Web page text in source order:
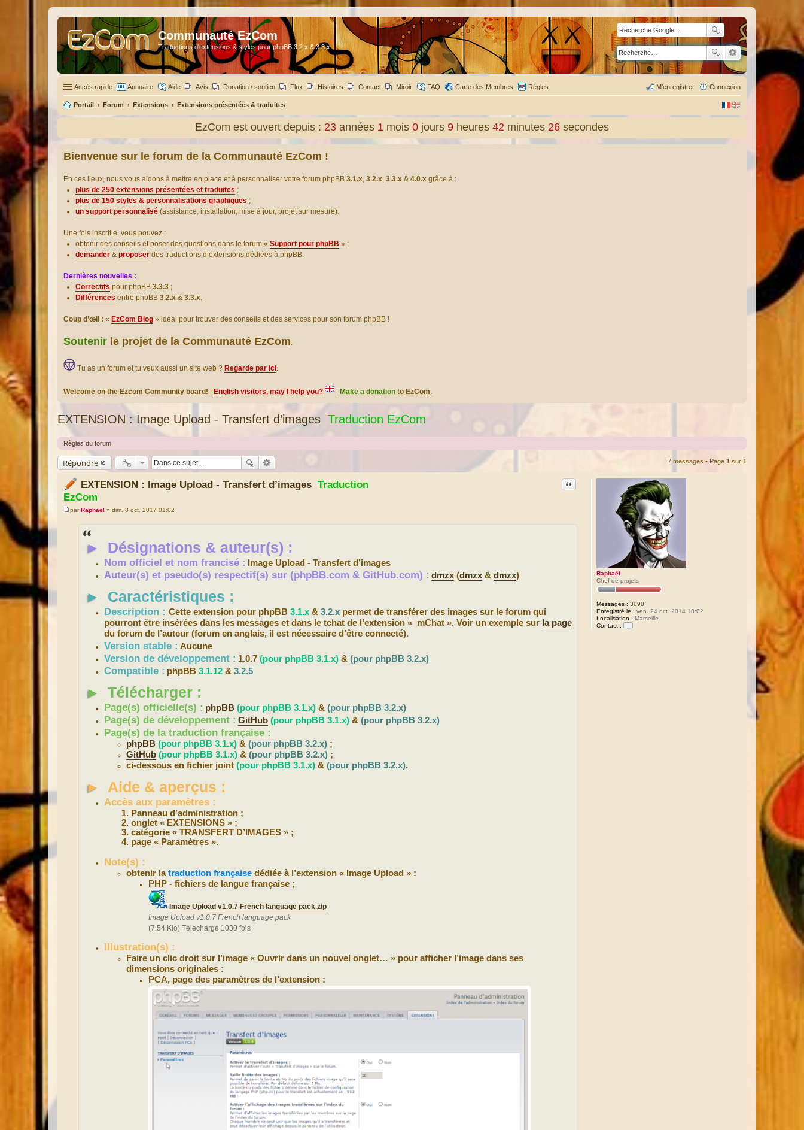
Communauté EzCom
Traductions d'extensions & styles pour phpBB 3.2.x & 3.3.x
Accès rapide Annuaire Aide Avis Donation / soutien Flux Histoires Contact Miroir FAQ Carte des Membres Règles Connexion
M’enregistrer
Portail Forum Extensions Extensions présentées & traduites
EzCom est ouvert depuis : 23 années 1 mois 0 jours 9 heures 42 minutes 28 secondes
Bienvenue sur le forum de la Communauté EzCom !
En ces lieux, nous vous aidons à mettre en place et à personnaliser votre forum phpBB 3.1.x, 3.2.x, 3.3.x & 4.0.x grâce à :
plus de 250 extensions présentées et traduites ;
plus de 150 styles & personnalisations graphiques ;
un support personnalisé (assistance, installation, mise à jour, projet sur mesure).
Une fois inscrit.e, vous pouvez :
obtenir des conseils et poser des questions dans le forum « Support pour phpBB » ;
demander & proposer des traductions d’extensions dédiées à phpBB.
Dernières nouvelles :
Correctifs pour phpBB 3.3.3 ;
Différences entre phpBB 3.2.x & 3.3.x.
Coup d’œil : « EzCom Blog » idéal pour trouver des conseils et des services pour son forum phpBB !
Soutenir le projet de la Communauté EzCom.
Tu as un forum et tu veux aussi un site web ? Regarde par ici.
Welcome on the Ezcom Community board! English visitors, may I help you? Make a donation to EzCom.
EXTENSION : Image Upload - Transfert d’images Traduction EzCom
Règles du forum
Répondre 7 messages • Page 1 sur 1
Raphaël
Chef de projets
Messages : 3090
Enregistré le : ven. 24 oct. 2014 18:02
Localisation : Marseille
Contact :
EXTENSION : Image Upload - Transfert d’images Traduction
EzCom
Citation
M
parRaphaël » dim. 8 oct. 2017 01:02
► Désignations & auteur(s) :
Nom officiel et nom francisé : Image Upload - Transfert d’images
Auteur(s) et pseudo(s) respectif(s) sur (phpBB.com & GitHub.com) : dmzx (dmzx &dmzx)
► Caractéristiques :
Description :Cette extension pour phpBB3.1.x &3.2.x permet de transférer des images sur le forum qui
pourront être insérées dans les messages et dans le tchat de l’extension « mChat ». Voir un exemple sur la page
du forum de l’auteur (forum en anglais, il est nécessaire d’être connecté).
Version stable : Aucune
Version de développement : 1.0.7(pour phpBB 3.1.x) &(pour phpBB 3.2.x)
Compatible : phpBB3.1.12 &3.2.5
► Télécharger :
Page(s) officielle(s) : phpBB (pour phpBB 3.1.x) &(pour phpBB 3.2.x)
Page(s) de développement : GitHub (pour phpBB 3.1.x) &(pour phpBB 3.2.x)
Page(s) de la traduction française :
phpBB (pour phpBB 3.1.x) &(pour phpBB 3.2.x) ;
GitHub (pour phpBB 3.1.x) &(pour phpBB 3.2.x) ;
ci-dessous en fichier joint(pour phpBB 3.1.x) &(pour phpBB 3.2.x).
► Aide & aperçus :
Accès aux paramètres :
Panneau d’administration ;
onglet « EXTENSIONS » ;
catégorie « TRANSFERT D’IMAGES » ;
page « Paramètres ».
Note(s) :
obtenir latraduction française dédiée à l’extension « Image Upload » :
PHP - fichiers de langue française ;
Image Upload v1.0.7 French language pack.zip
Image Upload v1.0.7 French language pack
(7.54 Kio) Téléchargé 1030 fois
Illustration(s) :
Faire un clic droit sur l’image « Ouvrir dans un nouvel onglet… » pour afficher l’image dans ses
dimensions originales :
PCA, page des paramètres de l’extension :